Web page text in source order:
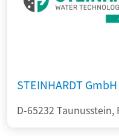
STEINHARDT
D-65232 Taunusstein,